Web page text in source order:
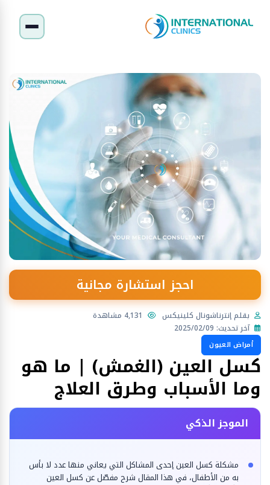
احجز استشارة مجانية
بقلم إنترناشونال كلينيكس
4,131 مشاهدة
آخر تحديث: 2025/02/09
أمراض العيون
كسل العين (الغمش) | ما هو
وما الأسباب وطرق العلاج
الموجز الذكي
مشكلة كسل العين إحدى المشاكل التي يعاني منها عدد لا بأس
به من الأطفال، في هذا المقال شرح مفصّل عن كسل العين